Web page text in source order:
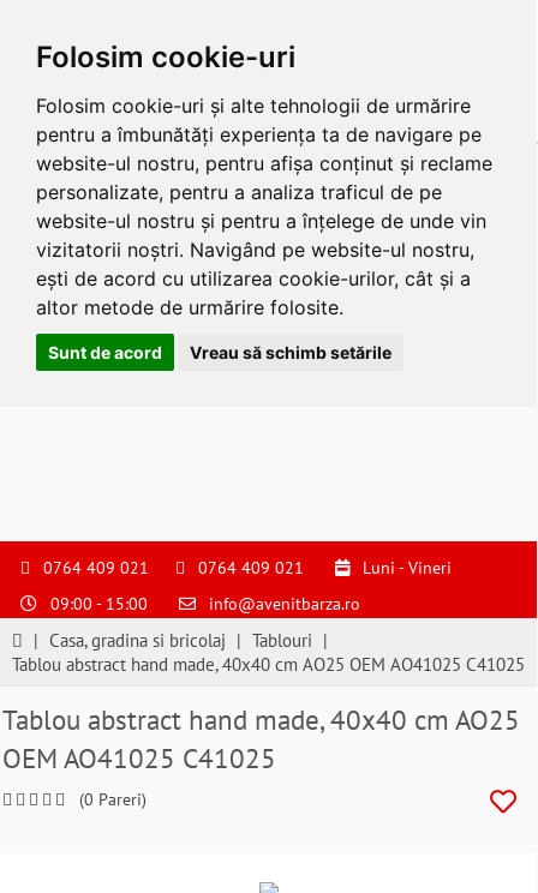
Folosim cookie-uri
Folosim cookie-uri și alte tehnologii de urmărire
pentru a îmbunătăți experiența ta de navigare pe
website-ul nostru, pentru afișa conținut și reclame
personalizate, pentru a analiza traficul de pe
website-ul nostru și pentru a înțelege de unde vin
vizitatorii noștri. Navigând pe website-ul nostru,
ești de acord cu utilizarea cookie-urilor, cât și a
altor metode de urmărire folosite.
Sunt de acord Vreau să schimb setările
S
pentru
suna
si
comanda
0764 409 021 0764 409 021
Luni - Vineri
09:00 - 15:00
info@avenitbarza.ro
| Casa, gradina si bricolaj | Tablouri |
Tablou abstract hand made, 40x40 cm AO25 OEM AO41025 C41025
Tablou abstract hand made, 40x40 cm AO25
OEM AO41025 C41025
(0 Pareri)